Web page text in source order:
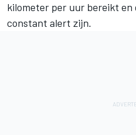
kilometer per uur bereikt en
constant alert zijn.